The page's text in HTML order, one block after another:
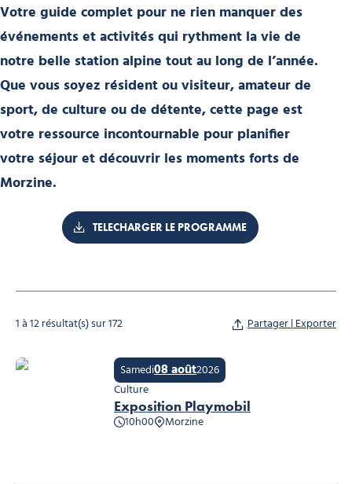
Votre guide complet pour ne rien manquer des
événements et activités qui rythment la vie de
notre belle station alpine tout au long de l’année.
Que vous soyez résident ou visiteur, amateur de
sport, de culture ou de détente, cette page est
votre ressource incontournable pour planifier
votre séjour et découvrir les moments forts de
Morzine.
TELECHARGER LE PROGRAMME
1 à 12 résultat(s) sur 172 Partager | Exporter
Exposition Playmobil
10h00 Morzine
Samedi08 août2026
Culture